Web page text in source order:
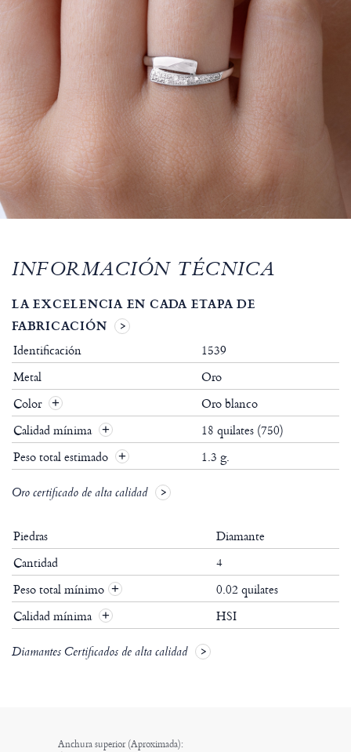
INFORMACIÓN TÉCNICA
LA EXCELENCIA EN CADA ETAPA DE
FABRICACIÓN
Identificación
1539
Metal
Oro
Color
Oro blanco
Calidad mínima
18 quilates (750)
Peso total estimado
1.3 g.
Oro certificado de alta calidad
Piedras
Diamante
Cantidad
4
Peso total mínimo +
0.02 quilates
Calidad mínima + HSI
Diamantes Certificados de alta calidad
Anchura superior (Aproximada):